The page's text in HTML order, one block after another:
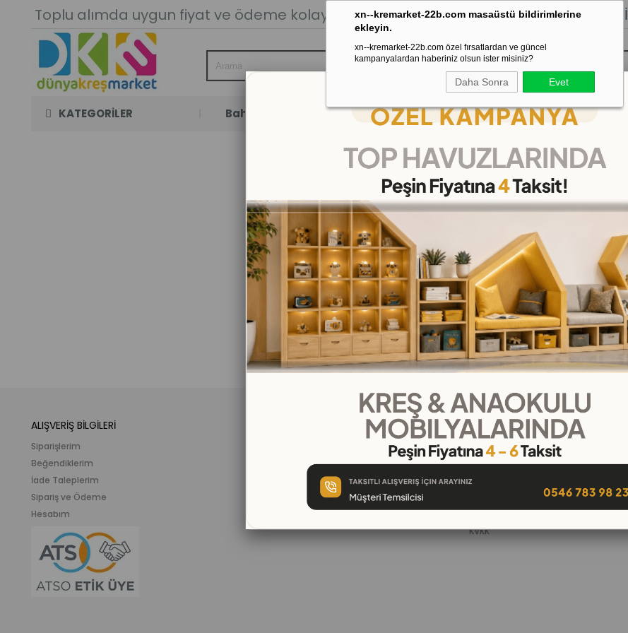
xn--kremarket-22b.com masaüstü bildirimlerine
ekleyin.
xn--kremarket-22b.com özel fırsatlardan ve güncel
kampanyalardan haberiniz olsun ister misiniz?
Daha Sonra Evet
Toplu alımda uygun fiyat ve ödeme kolaylığı. Stoktan Gönderim.% 100İADE
KATEGORİLER Bahçe Oyun Odası Kaydırak Salıncak Tahterevalli Çok
ALIŞVERİŞ BİLGİLERİ
Siparişlerim
Beğendiklerim
İade Taleplerim
Sipariş ve Ödeme
Hesabım
Meslek ve İlgi Köşeleri
Eğitici Plastik Oyuncak
KURUMSAL
Hakkımızda
İletişim
Banka Hesap Numaraları
Gizlilik ve Güvenlik
Garanti ve İade
KVKK